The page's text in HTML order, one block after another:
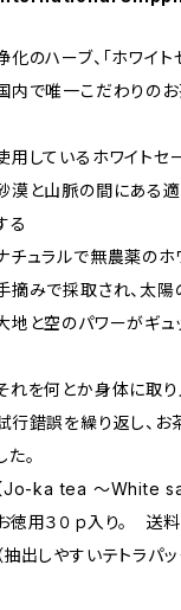
化のハーブ、「ホワイ
内で唯一こだわりのお
用しているホワイトセ
漠と山脈の間にある
る
チュラルで無農薬のホ
摘みで採取され、太
地と空のパワーがギュ
れを何とか身体に取
行錯誤を繰り返し、お
た。
【Jo-ka tea ～White
徳用３０ｐ入り。 送料
（抽出しやすいテトラパ